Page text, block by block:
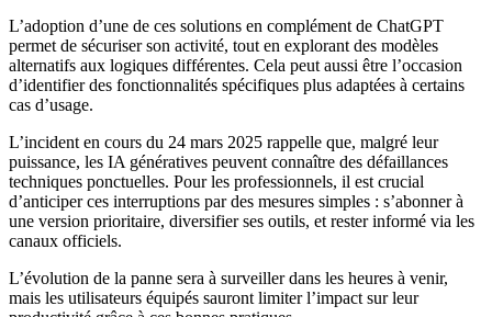
L’adoption d’une de ces solutions en complément de ChatGPT
permet de sécuriser son activité, tout en explorant des modèles
alternatifs aux logiques différentes. Cela peut aussi être l’occasion
d’identifier des fonctionnalités spécifiques plus adaptées à certains
cas d’usage.
L’incident en cours du 24 mars 2025 rappelle que, malgré leur
puissance, les IA génératives peuvent connaître des défaillances
techniques ponctuelles. Pour les professionnels, il est crucial
d’anticiper ces interruptions par des mesures simples : s’abonner à
une version prioritaire, diversifier ses outils, et rester informé via les
canaux officiels.
L’évolution de la panne sera à surveiller dans les heures à venir,
mais les utilisateurs équipés sauront limiter l’impact sur leur